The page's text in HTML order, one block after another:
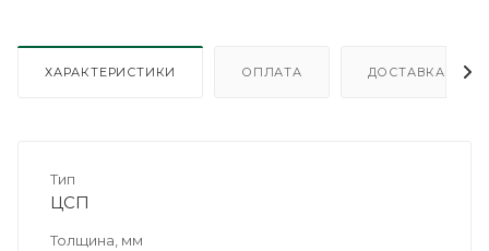
ХАРАКТЕРИСТИКИ ОПЛАТА ДОСТАВКА
Тип
ЦСП
Толщина, мм